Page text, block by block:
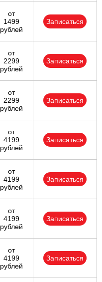
от
1499
рублей
Записаться
от
2299
рублей
Записаться
от
2299
рублей
Записаться
от
4199
рублей
Записаться
от
4199
рублей
Записаться
от
4199
рублей
Записаться
от
4199
рублей
Записаться